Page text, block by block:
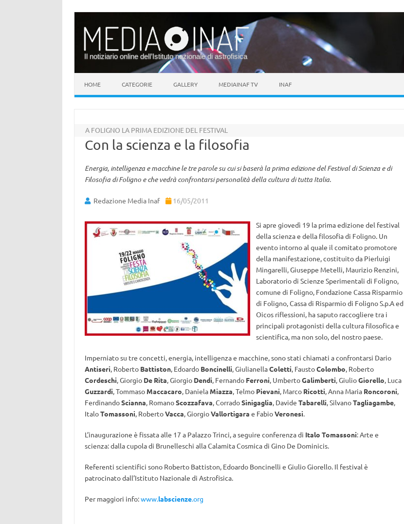
Il notiziario online dell’Istituto nazionale di astrofisica
HOME CATEGORIE GALLERY MEDIAINAF TV INAF
A FOLIGNO LA PRIMA EDIZIONE DEL FESTIVAL
Con la scienza e la filosofia
Energia, intelligenza e macchine le tre parole su cui si baserà la prima edizione del Festival di Scienza e di
Filosofia di Foligno e che vedrà confrontarsi personalità della cultura di tutta Italia.
Redazione Media Inaf 16/05/2011
Si apre giovedì 19 la prima edizione del festival
della scienza e della filosofia di Foligno. Un
evento intorno al quale il comitato promotore
della manifestazione, costituito da Pierluigi
Mingarelli, Giuseppe Metelli, Maurizio Renzini,
Laboratorio di Scienze Sperimentali di Foligno,
comune di Foligno, Fondazione Cassa Risparmio
di Foligno, Cassa di Risparmio di Foligno S.p.A ed
Oicos riflessioni, ha saputo raccogliere tra i
principali protagonisti della cultura filosofica e
scientifica, ma non solo, del nostro paese.
Imperniato su tre concetti, energia, intelligenza e macchine, sono stati chiamati a confrontarsi Dario
Antiseri, Roberto Battiston, Edoardo Boncinelli, GiulianellaColetti, FaustoColombo, Roberto
Cordeschi, Giorgio De Rita, Giorgio Dendi, Fernando Ferroni, UmbertoGalimberti, GiulioGiorello, Luca
Guzzardi, Tommaso Maccacaro, Daniela Miazza, Telmo Pievani, Marco Ricotti, Anna Maria Roncoroni,
FerdinandoScianna, RomanoScozzafava, CorradoSinigaglia, Davide Tabarelli, SilvanoTagliagambe,
ItaloTomassoni, RobertoVacca, GiorgioVallortigara e FabioVeronesi.
L’inaugurazione è fissata alle 17 a Palazzo Trinci, a seguire conferenza di Italo Tomassoni: Arte e
scienza: dalla cupola di Brunelleschi alla Calamita Cosmica di Gino De Dominicis.
Referenti scientifici sono Roberto Battiston, Edoardo Boncinelli e Giulio Giorello. Il festival è
patrocinato dall’Istituto Nazionale di Astrofisica.
Per maggiori info:www.labscienze.org